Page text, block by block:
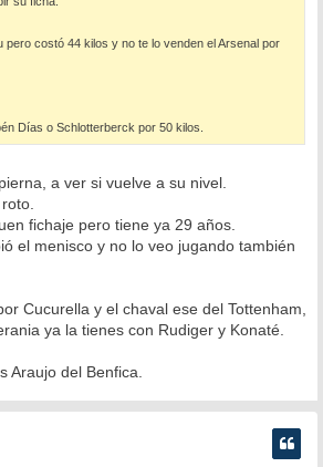
pero costó 44 kilos y no te lo venden el Arsenal por
Días o Schlotterberck por 50 kilos.
a ver si vuelve a su nivel.
fichaje pero tiene ya 29 años.
el menisco y no lo veo jugando también
Cucurella y el chaval ese del Tottenham,
ya la tienes con Rudiger y Konaté.
Araujo del Benfica.